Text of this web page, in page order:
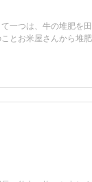
一つは、牛の堆肥を
とお米屋さんから堆